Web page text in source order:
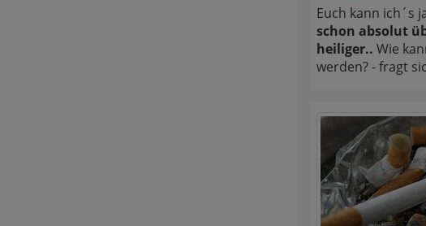
Euch kann ich´s
schon absolut
heiliger.. Wie
werden? - fragt